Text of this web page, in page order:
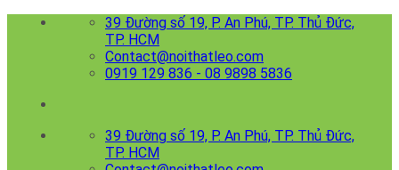
39 Đường số 19, P. An Phú, TP. Thủ Đức,
TP. HCM
Contact@noithatleo.com
0919 129 836 - 08 9898 5836
39 Đường số 19, P. An Phú, TP. Thủ Đức,
TP. HCM